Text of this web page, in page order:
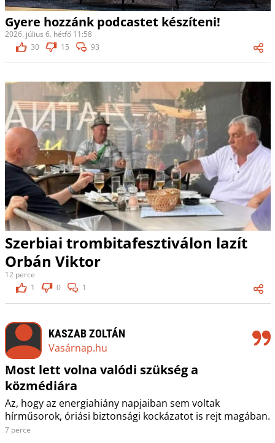
Gyere hozzánk podcastet készíteni!
2026. július 6. hétfő 11:58
30
15 93
Szerbiai trombitafesztiválon lazít
Orbán Viktor
12 perce
1
0 1
KASZAB ZOLTÁN
Vasárnap.hu
Most lett volna valódi szükség a
közmédiára
Az, hogy az energiahiány napjaiban sem voltak
hírműsorok, óriási biztonsági kockázatot is rejt magában.
7 perce